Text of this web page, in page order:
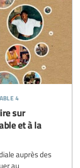
4
sur
et à la
auprès des
au